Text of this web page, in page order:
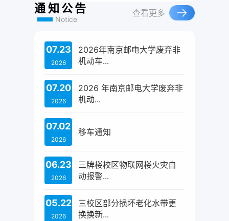
通知公告
Notice
查看更多
07.23
2026
2026年南京邮电大学废弃非
机动车...
07.20
2026
2026 年南京邮电大学废弃非
机动...
07.02
2026
移车通知
06.23
2026
三牌楼校区物联网楼火灾自
动报警...
05.22
2026
三校区部分损坏老化水带更
换换新...